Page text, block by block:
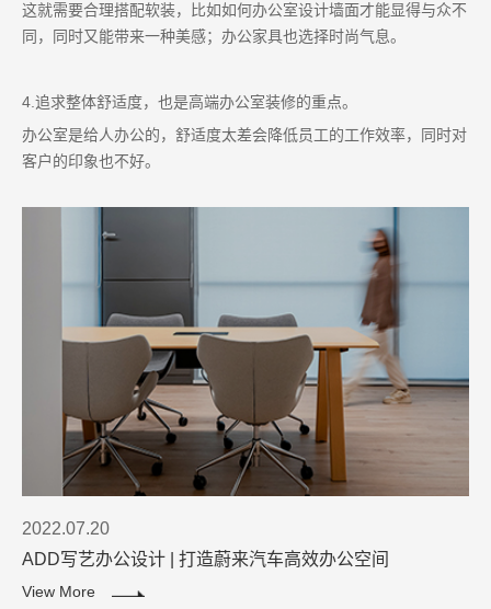
这就需要合理搭配软装，比如如何办公室设计墙面才能显得与众不
同，同时又能带来一种美感；办公家具也选择时尚气息。
4.追求整体舒适度，也是高端办公室装修的重点。
办公室是给人办公的，舒适度太差会降低员工的工作效率，同时对
客户的印象也不好。
2022.07.20
ADD写艺办公设计 | 打造蔚来汽车高效办公空间
View More